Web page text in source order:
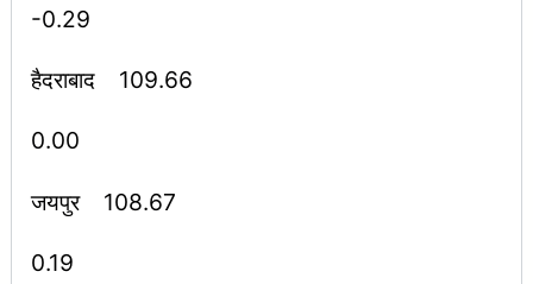
-0.29
हैदराबाद 109.66
0.00
जयपुर 108.67
0.19